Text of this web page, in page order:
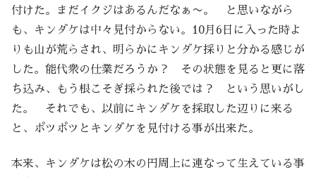
付けた。まだイクジはあるんだなぁ〜。 と思いながら
も、キンダケは中々見付からない。10月6日に入った時よ
りも山が荒らされ、明らかにキンダケ採りと分かる感じが
した。能代衆の仕業だろうか？ その状態を見ると更に落
ち込み、もう根こそぎ採られた後では？ という思いがし
た。 それでも、以前にキンダケを採取した辺りに来る
と、ポツポツとキンダケを見付ける事が出来た。
本来、キンダケは松の木の円周上に連なって生えている事